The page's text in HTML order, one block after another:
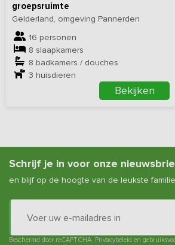
groepsruimte
Gelderland, omgeving Pannerden
16 personen
8 slaapkamers
8 badkamers / douches
3 huisdieren
Bekijken
Schrijf je in voor onze
en blijf op de hoogte van de leukste
Beschermd door reCAPTCHA. Privacybeleid en